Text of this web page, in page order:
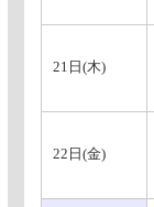
21日(木)
22日(金)